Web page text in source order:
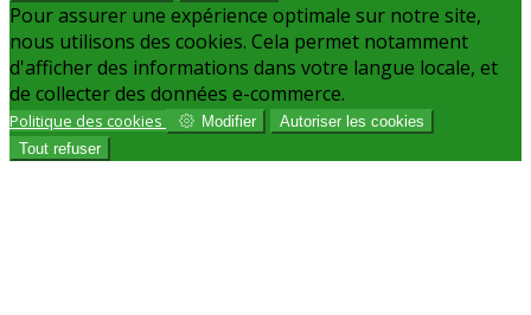
Pour assurer une expérience optimale sur notre site,
nous utilisons des cookies. Cela permet notamment
d'afficher des informations dans votre langue locale, et
de collecter des données e-commerce.
Politique des cookies Modifier
Autoriser les cookies
Tout refuser